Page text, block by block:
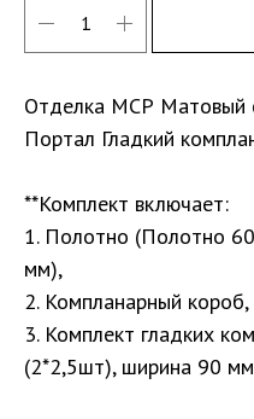
Отделка МСР Матовый
Портал Гладкий
**Комплект включает:
1. Полотно (Полотно
мм),
2. Компланарный короб,
3. Комплект гладких
(2*2,5шт), ширина 90
Красногвардейская пл., 3,
пн-пт 9-18; сб, вс -